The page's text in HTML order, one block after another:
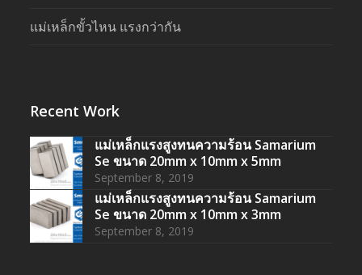
แม่เหล็กขั้วไหน แรงกว่ากัน
Recent Work
แม่เหล็กแรงสูงทนความร้อน Samarium
Se ขนาด 20mm x 10mm x 5mm
September 8, 2019
แม่เหล็กแรงสูงทนความร้อน Samarium
Se ขนาด 20mm x 10mm x 3mm
September 8, 2019